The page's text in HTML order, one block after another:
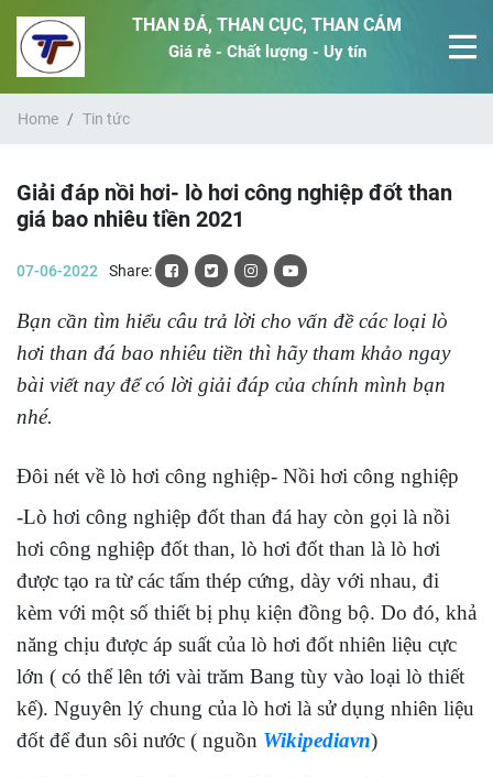
THAN ĐÁ, THAN CỤC, THAN CÁM
Giá rẻ - Chất lượng - Uy tín
Home Tin tức
Giải đáp nồi hơi- lò hơi công nghiệp đốt than
giá bao nhiêu tiền 2021
07-06-2022 Share:
Bạn cần tìm hiểu câu trả lời cho vấn đề các loại lò
hơi than đá bao nhiêu tiền thì hãy tham khảo ngay
bài viết nay để có lời giải đáp của chính mình bạn
nhé.
Đôi nét về lò hơi công nghiệp- Nồi hơi công nghiệp
-Lò hơi công nghiệp đốt than đá hay còn gọi là nồi
hơi công nghiệp đốt than, lò hơi đốt than là lò hơi
được tạo ra từ các tấm thép cứng, dày với nhau, đi
kèm với một số thiết bị phụ kiện đồng bộ. Do đó, khả
năng chịu được áp suất của lò hơi đốt nhiên liệu cực
lớn ( có thể lên tới vài trăm Bang tùy vào loại lò thiết
kế). Nguyên lý chung của lò hơi là sử dụng nhiên liệu
đốt để đun sôi nước ( nguồn Wikipediavn)